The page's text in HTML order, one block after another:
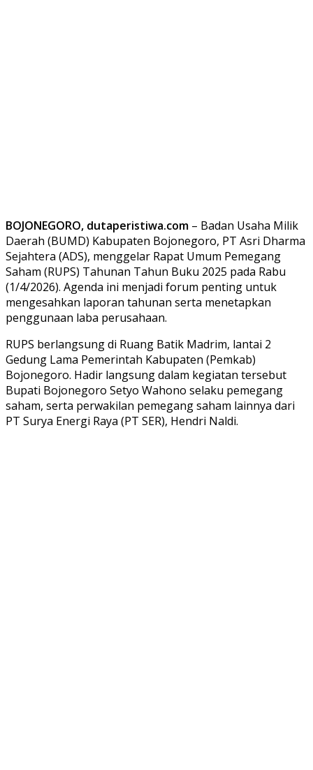
BOJONEGORO, dutaperistiwa.com – Badan Usaha Milik
Daerah (BUMD) Kabupaten Bojonegoro, PT Asri Dharma
Sejahtera (ADS), menggelar Rapat Umum Pemegang
Saham (RUPS) Tahunan Tahun Buku 2025 pada Rabu
(1/4/2026). Agenda ini menjadi forum penting untuk
mengesahkan laporan tahunan serta menetapkan
penggunaan laba perusahaan.
RUPS berlangsung di Ruang Batik Madrim, lantai 2
Gedung Lama Pemerintah Kabupaten (Pemkab)
Bojonegoro. Hadir langsung dalam kegiatan tersebut
Bupati Bojonegoro Setyo Wahono selaku pemegang
saham, serta perwakilan pemegang saham lainnya dari
PT Surya Energi Raya (PT SER), Hendri Naldi.